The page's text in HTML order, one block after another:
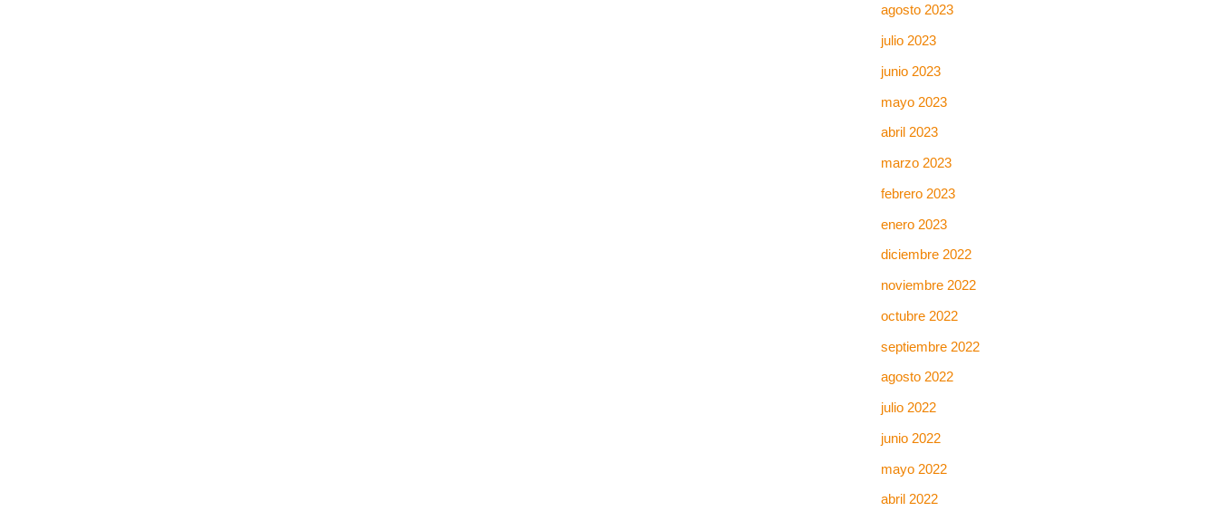
agosto 2023
julio 2023
junio 2023
mayo 2023
abril 2023
marzo 2023
febrero 2023
enero 2023
diciembre 2022
noviembre 2022
octubre 2022
septiembre 2022
agosto 2022
julio 2022
junio 2022
mayo 2022
abril 2022